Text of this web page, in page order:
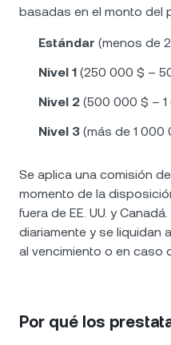
basadas en el monto del
Estándar (menos de
Nivel 1 (250 000 $ –
Nivel 2 (500 000 $ – 1
Nivel 3 (más de 1 000
Se aplica una comisión
momento de la
fuera de EE. UU. y
diariamente y se liquidan
al vencimiento o en caso
Por qué los